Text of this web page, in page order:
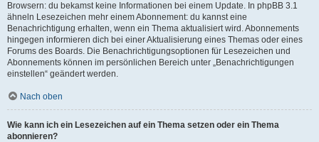
Browsern: du bekamst keine Informationen bei einem Update. In phpBB 3.1
ähneln Lesezeichen mehr einem Abonnement: du kannst eine
Benachrichtigung erhalten, wenn ein Thema aktualisiert wird. Abonnements
hingegen informieren dich bei einer Aktualisierung eines Themas oder eines
Forums des Boards. Die Benachrichtigungsoptionen für Lesezeichen und
Abonnements können im persönlichen Bereich unter „Benachrichtigungen
einstellen“ geändert werden.
Nach oben
Wie kann ich ein Lesezeichen auf ein Thema setzen oder ein Thema
abonnieren?